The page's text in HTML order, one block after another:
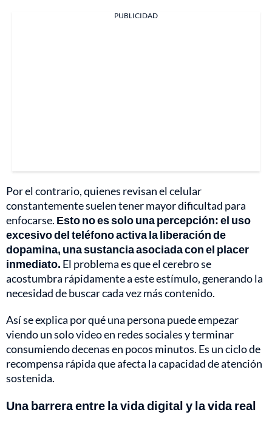
PUBLICIDAD
Por el contrario, quienes revisan el celular
constantemente suelen tener mayor dificultad para
enfocarse. Esto no es solo una percepción: el uso
excesivo del teléfono activa la liberación de
dopamina, una sustancia asociada con el placer
inmediato. El problema es que el cerebro se
acostumbra rápidamente a este estímulo, generando la
necesidad de buscar cada vez más contenido.
Así se explica por qué una persona puede empezar
viendo un solo video en redes sociales y terminar
consumiendo decenas en pocos minutos. Es un ciclo de
recompensa rápida que afecta la capacidad de atención
sostenida.
Una barrera entre la vida digital y la vida real